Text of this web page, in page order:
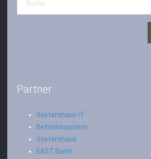
Partner
Systemhaus IT
Betriebssystem
Systemhaus
EAST Berlin